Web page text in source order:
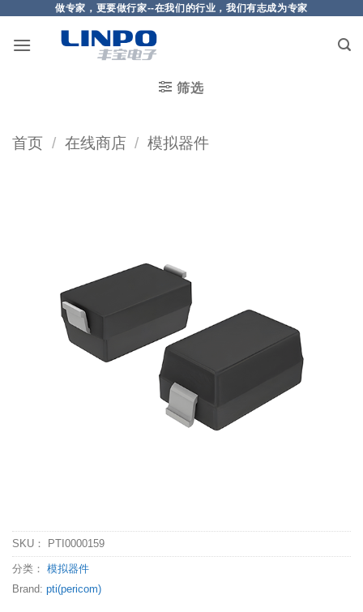
做专家，更要做行家--在我们的行业，我们有志成为专家
筛选
首页 / 在线商店 / 模拟器件
SKU： PTI0000159
分类： 模拟器件
Brand: pti(pericom)